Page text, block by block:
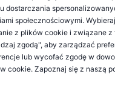
dostarczania
społecznościowymi.
z plików cookie i związane
zgodą", aby zarządzać
lub wycofać zgodę w
cookie. Zapoznaj się z naszą